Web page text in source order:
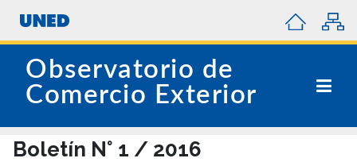
Observatorio de
Comercio Exterior
Boletín N° 1 / 2016